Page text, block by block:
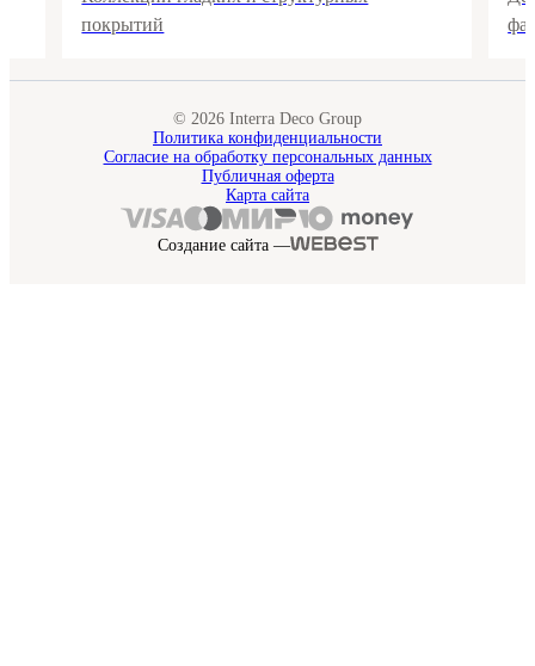
покрытий
© 2026 Interra Deco Group
Политика конфиденциальности
Согласие на обработку персональных данных
Публичная оферта
Карта сайта
Создание сайта —